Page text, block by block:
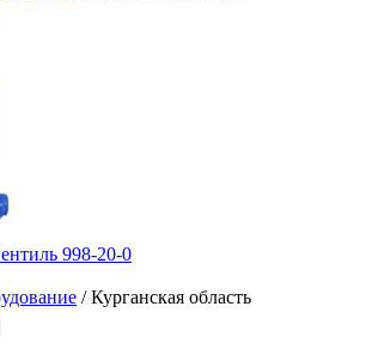
998-20-0
/ Курганская область